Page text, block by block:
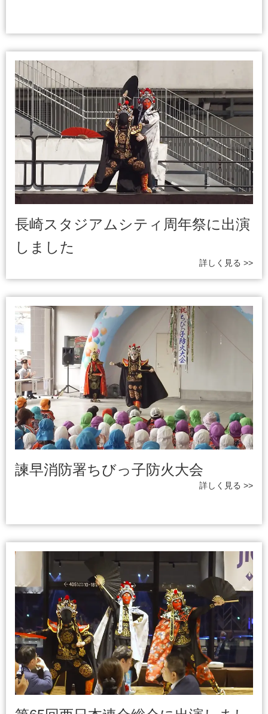
長崎スタジアムシティ周年祭に出演
しました
詳しく見る >>
諫早消防署ちびっ子防火大会
詳しく見る >>